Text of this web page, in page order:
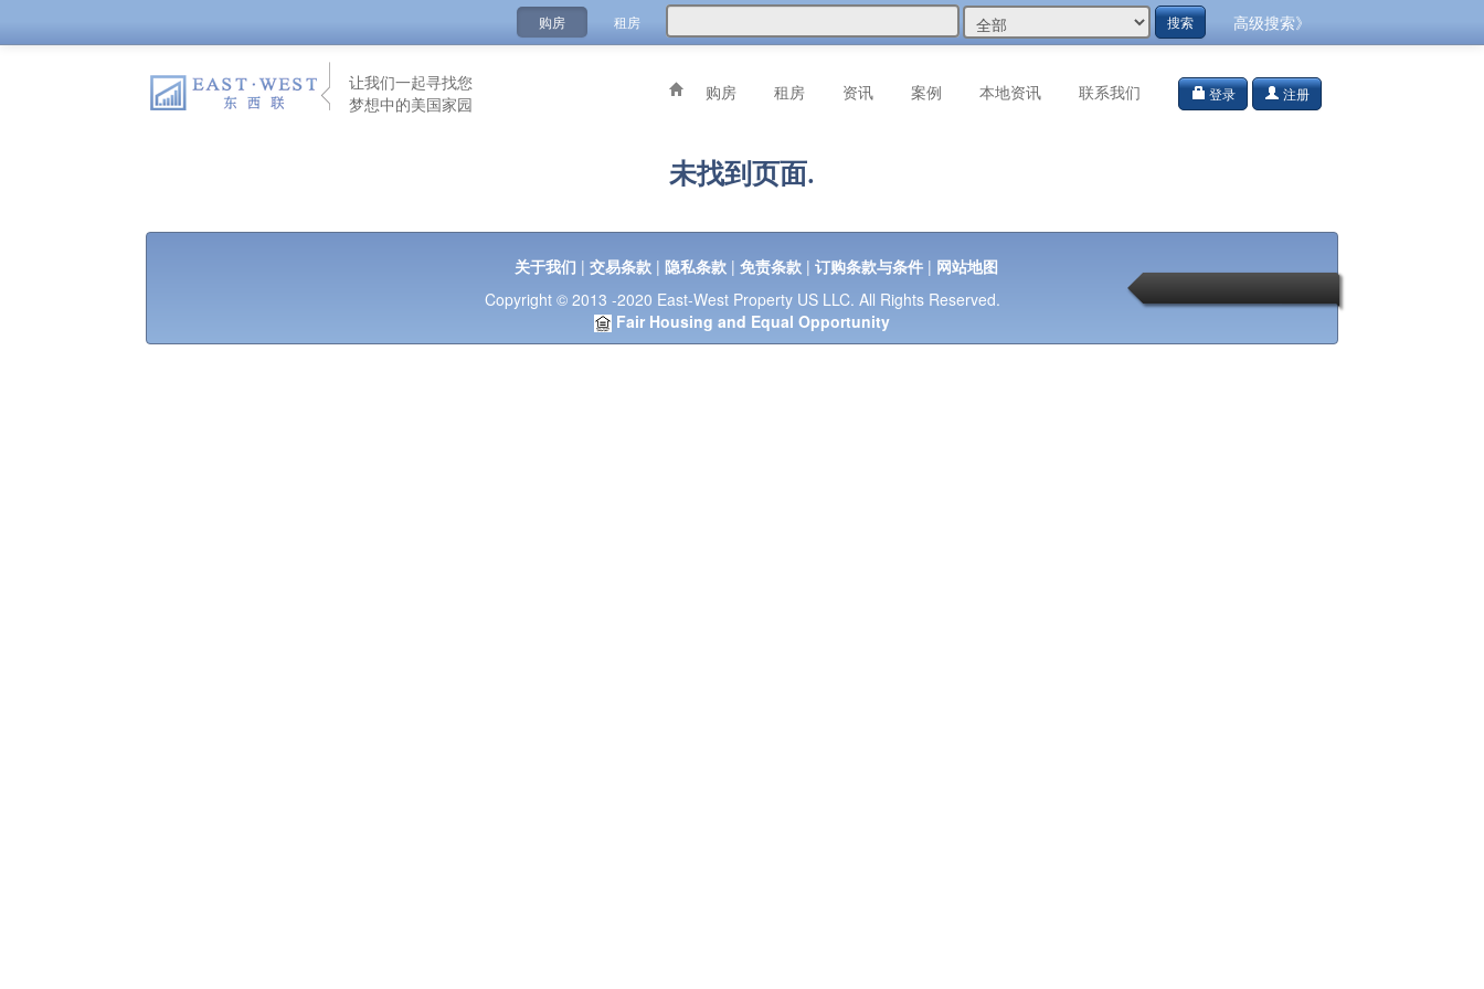
购房 租房 搜索 高级搜索》
让我们一起寻找您
梦想中的美国家园
购房 租房 资讯 案例 本地资讯 联系我们 登录 注册
未找到页面.
关于我们 | 交易条款| 隐私条款| 免责条款| 订购条款与条件| 网站地图
Copyright © 2013 -2020 East-West Property US LLC. All Rights Reserved.
Fair Housing and Equal Opportunity